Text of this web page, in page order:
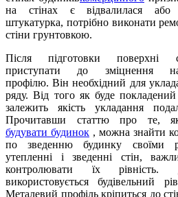
на стінах є відвалилася або
штукатурка, потрібно виконати
стіни грунтовкою.
Після підготовки поверхні
приступати до зміцнення
профілю. Він необхідний для
ряду. Від того як буде
залежить якість укладання
Прочитавши статтю про те,
будувати будинок , можна знайти
по зведенню будинку своїми
утепленні і зведенні стін,
контролювати їх
використовується будівельний
Металевий профіль кріпиться до